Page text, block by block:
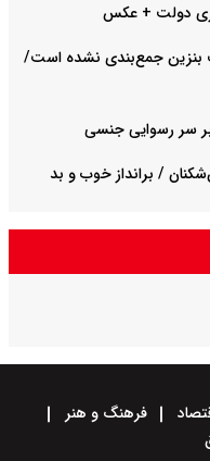
دولت + عکس
بنزین جمع‌بندی نشده است/
بر سر رسوایی جنسی
/ برانداز خوب و بد
فرهنگ و هنر